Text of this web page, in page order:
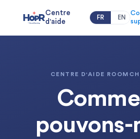
Centre
d'aide
FR EN
CENTRE D'AIDE
pouvons-